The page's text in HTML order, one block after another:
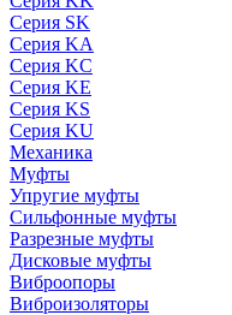
Серия SK
Серия KA
Серия KC
Серия KE
Серия KS
Серия KU
Механика
Муфты
Упругие муфты
Сильфонные муфты
Разрезные муфты
Дисковые муфты
Виброопоры
Виброизоляторы